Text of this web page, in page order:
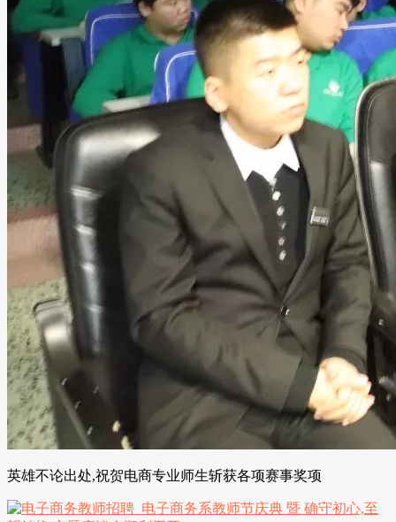
英雄不论出处,祝贺电商专业师生斩获各项赛事奖项